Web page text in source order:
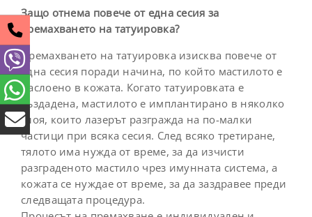
Защо отнема повече от една сесия за
премахването на татуировка?
Премахването на татуировка изисква повече от
една сесия поради начина, по който мастилото е
наслоено в кожата. Когато татуировката е
създадена, мастилото е имплантирано в няколко
слоя, които лазерът разгражда на по-малки
частици при всяка сесия. След всяко третиране,
тялото има нужда от време, за да изчисти
разграденото мастило чрез имунната система, а
кожата се нуждае от време, за да заздравее преди
следващата процедура.